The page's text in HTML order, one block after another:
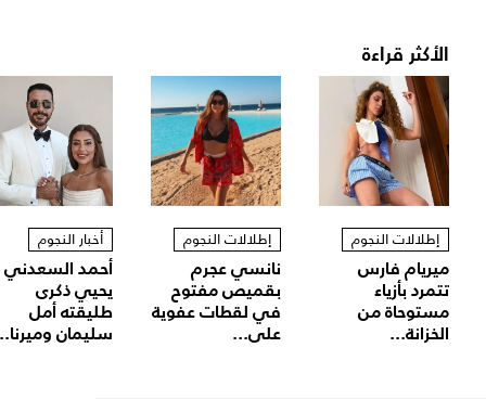
الأكثر قراءة
إطلالات النجوم
ميريام فارس
تتمرد بأزياء
مستوحاة من
الخزانة...
إطلالات النجوم
نانسي عجرم
بقميص مفتوح
في لقطات عفوية
على...
أخبار النجوم
أحمد السعدني
يحيي ذكرى
طليقته أمل
سليمان